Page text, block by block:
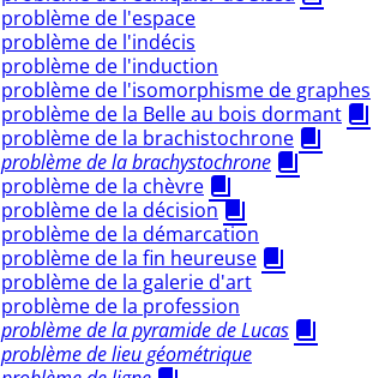
problème de l'espace
problème de l'indécis
problème de l'induction
problème de l'isomorphisme de graphes
problème de la Belle au bois dormant
problème de la brachistochrone
problème de la brachystochrone
problème de la chèvre
problème de la décision
problème de la démarcation
problème de la fin heureuse
problème de la galerie d'art
problème de la profession
problème de la pyramide de Lucas
problème de lieu géométrique